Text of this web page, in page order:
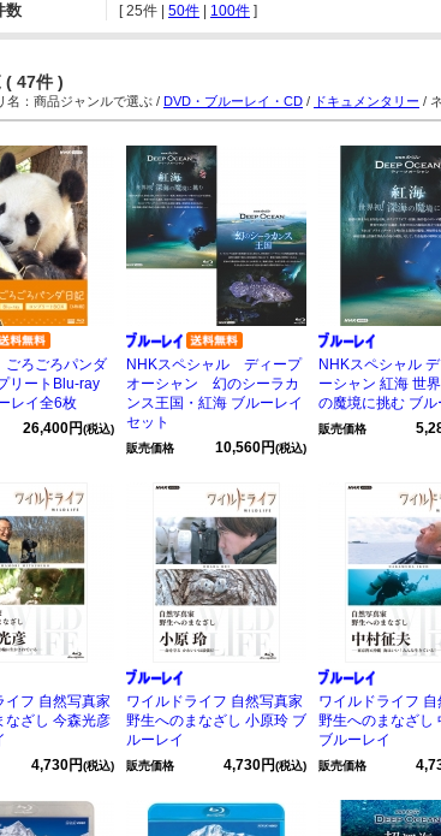
数 [ 25件 50件 100件 ]
( 47件 )
：商品ジャンルで選ぶ / DVD・ブルーレイ・CD / ドキュメンタリー /
ごろごろパンダ
リートBlu-ray
レイ全6枚
26,400円(税込)
NHKスペシャル ディープ
オーシャン 幻のシーラカ
ンス王国・紅海 ブルーレイ
セット
販売価格 10,560円(税込)
NHKスペシャル
ーシャン 紅海 世
の魔境に挑む ブル
販売価格
イフ 自然写真家
なざし 今森光彦
4,730円(税込)
ワイルドライフ 自然写真家
野生へのまなざし 小原玲 ブ
ルーレイ
販売価格 4,730円(税込)
ワイルドライフ 自
野生へのまなざし
ブルーレイ
販売価格